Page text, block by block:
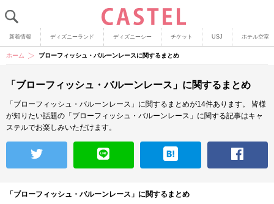
新着情報 ディズニーランド ディズニーシー チケット USJ ホテル空室
ホーム ブローフィッシュ・バルーンレースに関するまとめ
「ブローフィッシュ・バルーンレース」に関するまとめ
「ブローフィッシュ・バルーンレース」に関するまとめが14件あります。
皆様
が知りたい話題の「ブローフィッシュ・バルーンレース」に関する記事はキャ
ステルでお楽しみいただけます。
「ブローフィッシュ・バルーンレース」に関するまとめ